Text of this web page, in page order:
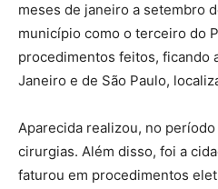
meses de janeiro a setembro
município como o terceiro do
procedimentos feitos, ficando
Janeiro e de São Paulo,
Aparecida realizou, no
cirurgias. Além disso, foi a
faturou em procedimentos